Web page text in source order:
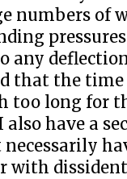
numbers of
any
that the time
too long for
have a
dissident